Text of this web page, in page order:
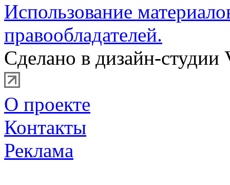
Использование
правообладателей.
Сделано в дизайн-студии
О проекте
Контакты
Реклама